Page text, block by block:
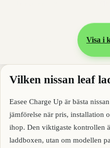
Visa i
Vilken nissan leaf
Easee Charge Up är bästa
jämförelse när pris, installation
ihop. Den viktigaste kontrollen
laddboxen, utan om modellen